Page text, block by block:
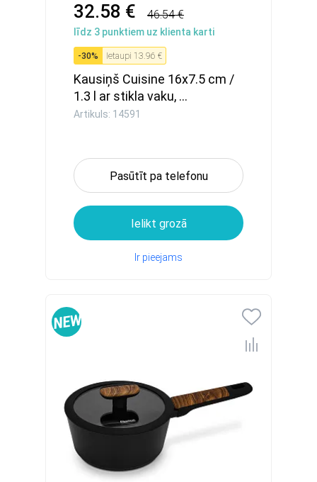
32.58 € 46.54 €
līdz 3 punktiem uz klienta karti
-30% Ietaupi 13.96 €
Kausiņš Cuisine 16x7.5 cm /
1.3 l ar stikla vaku, ...
Artikuls: 14591
Pasūtīt pa telefonu
Ielikt grozā
Ir pieejams